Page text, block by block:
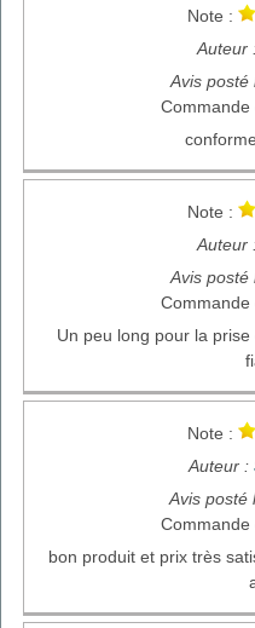
Note :
Auteur
Avis posté
Note :
Auteur
Avis posté
Un peu long pour la
Note :
Auteur :
Avis posté
bon produit et prix très